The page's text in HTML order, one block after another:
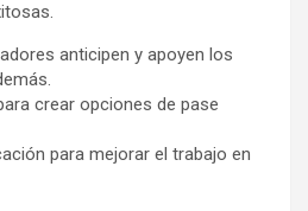
anticipen y apoyen los
crear opciones de pase
para mejorar el trabajo en